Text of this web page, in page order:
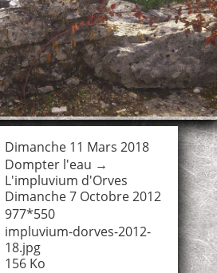
Dimanche 11 Mars 2018
Dompter l'eau →
L'impluvium d'Orves
Dimanche 7 Octobre 2012
977*550
impluvium-dorves-2012-
18.jpg
156 Ko